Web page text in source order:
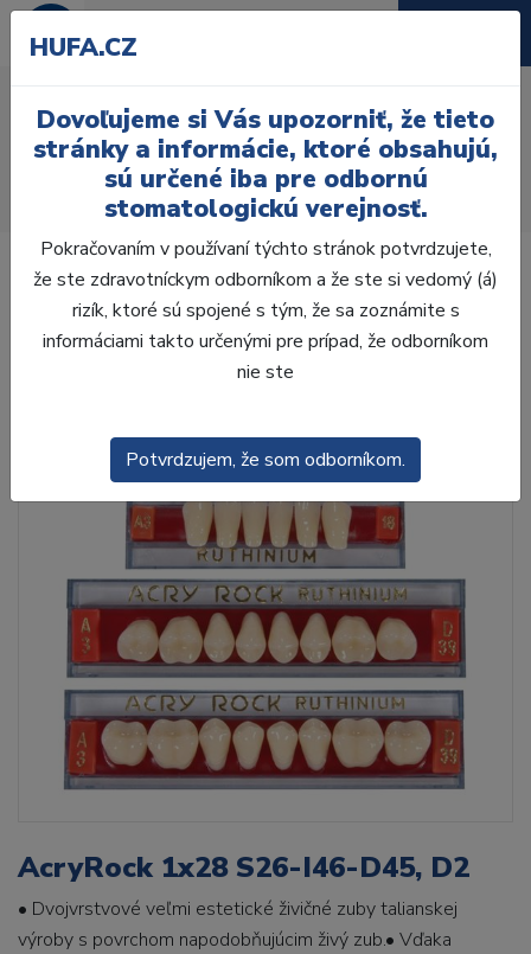
D45, D2
Zuby
AcryRock
AcryRock 1x28 S26-I46-D45, D2
AcryRock 1x28 S26-I46-D45, D2
• Dvojvrstvové veľmi estetické živičné zuby talianskej
výroby s povrchom napodobňujúcim živý zub.• Vďaka
HUFA.CZ
Dovoľujeme si Vás upozorniť, že tieto
stránky a informácie, ktoré obsahujú,
sú určené iba pre odbornú
stomatologickú verejnosť.
Pokračovaním v používaní týchto stránok potvrdzujete,
že ste zdravotníckym odborníkom a že ste si vedomý (á)
rizík, ktoré sú spojené s tým, že sa zoznámite s
informáciami takto určenými pre prípad, že odborníkom
nie ste
Potvrdzujem, že som odborníkom.